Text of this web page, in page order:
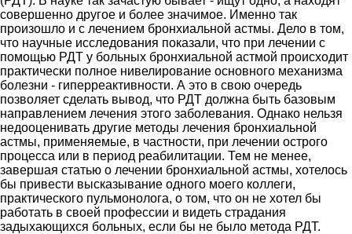
совершенно другое и более значимое. Именно так
произошло и с лечением бронхиальной астмы. Дело в том,
что научные исследования показали, что при лечении с
помощью РДТ у больных бронхиальной астмой происходит
практически полное нивелирование основного механизма
болезни - гиперреактивности. А это в свою очередь
позволяет сделать вывод, что РДТ должна быть базовым
направлением лечения этого заболевания. Однако нельзя
недооценивать другие методы лечения бронхиальной
астмы, применяемые, в частности, при лечении острого
процесса или в период реабилитации. Тем не менее,
завершая статью о лечении бронхиальной астмы, хотелось
бы привести высказывание одного моего коллеги,
практического пульмонолога, о том, что он не хотел бы
работать в своей профессии и видеть страдания
задыхающихся больных, если бы не было метода РДТ.